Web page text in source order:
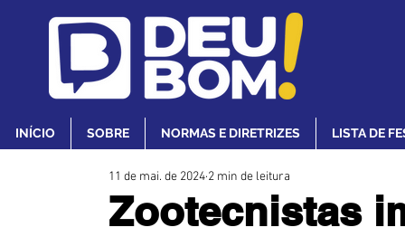
INÍCIO SOBRE NORMAS E DIRETRIZES LISTA DE
Zootecnistas
11 de mai. de 2024 2 min de leitura